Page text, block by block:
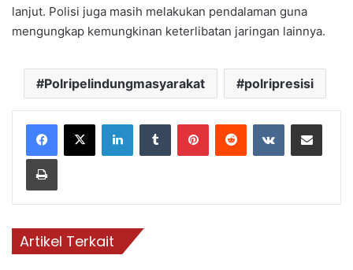
lanjut. Polisi juga masih melakukan pendalaman guna
mengungkap kemungkinan keterlibatan jaringan lainnya.
Polripelindungmasyarakat polripresisi
LinkedInTumblr PinterestReddit VKontakteBagikan via email
Print
Artikel Terkait